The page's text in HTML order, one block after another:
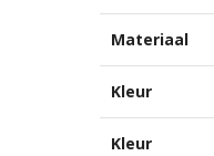
Materiaal
Kleur
Kleur